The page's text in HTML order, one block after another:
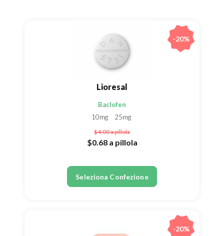
Lioresal
Baclofen
10mg
25mg
$4.00a pillola
$0.68 a pillola
Seleziona Confezione
-20%
-20%